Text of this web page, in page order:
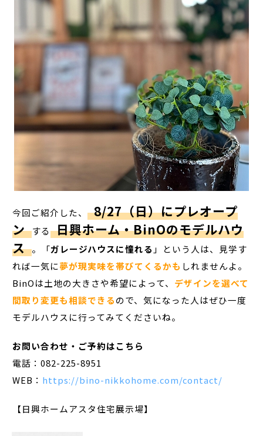
今回ご紹介した、 8/27（日）にプレオープ
ン する
日興ホーム・BinOのモデルハウ
ス 。「ガレージハウスに憧れる 」という人は、見学す
れば一気に夢が現実味を帯びてくるかも しれませんよ。
BinOは土地の大きさや希望によって、 デザインを選べて
間取り変更も相談できるので、気になった人はぜひ一度
モデルハウスに行ってみてくださいね。
お問い合わせ・ご予約はこちら
電話：082-225-8951
WEB： https://bino-nikkohome.com/contact/
【日興ホームアスタ住宅展示場】